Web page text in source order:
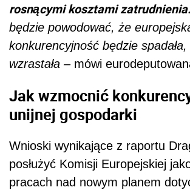
rosnącymi kosztami zatrudnienia.
będzie powodować, że
konkurencyjność będzie
wzrastała –mówi
Jak wzmocnić
unijnej gospodarki
Wnioski wynikające z raportu
posłużyć Komisji Europejskiej
pracach nad nowym planem